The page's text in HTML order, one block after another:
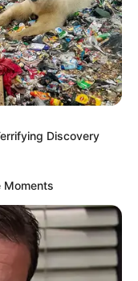
Discovery
Moments